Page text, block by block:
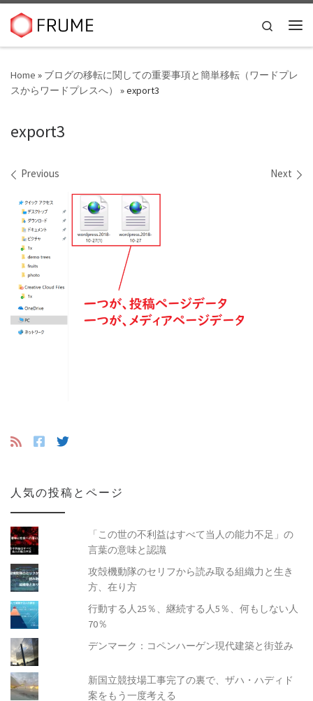
Skip to content
Search
Home » ブログの移転に関しての重要事項と簡単移転（ワードプレ
スからワードプレスへ）
»export3
export3
Images navigation
Previous Next
人気の投稿とページ
「この世の不利益はすべて当人の能力不足」の
言葉の意味と認識
攻殻機動隊のセリフから読み取る組織力と生き
方、在り方
行動する人25％、継続する人5％、何もしない人
70％
デンマーク：コペンハーゲン現代建築と街並み
新国立競技場工事完了の裏で、ザハ・ハディド
案をもう一度考える